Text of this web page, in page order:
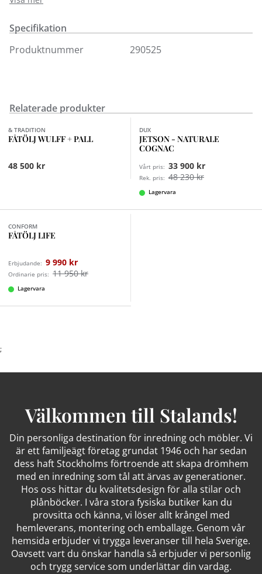
Moonlight samt tyg Karakorum med benstativ i valnöt
Specifikation
Produktnummer
290525
Relaterade produkter
Finns i fler val (8)
& TRADITION
FÅTÖLJ WULFF + PALL
48 500 kr
DUX
JETSON - NATURALE
COGNAC
Vårt pris: 33 900 kr
Rek. pris: 48 230 kr
Lagervara
CONFORM
FÅTÖLJ LIFE
Erbjudande: 9 990 kr
Ordinarie pris: 11 950 kr
Lagervara
;
Välkommen till Stalands!
Din personliga destination för inredning och möbler. Vi
är ett familjeägt företag grundat 1946 och har sedan
dess haft Stockholms förtroende att skapa drömhem
med en inredning som tål att ärvas av generationer.
Hos oss hittar du kvalitetsdesign för alla stilar och
plånböcker. I våra stora fysiska butiker kan du
provsitta och känna, vi löser allt krångel med
hemleverans, montering och emballage. Genom vår
hemsida erbjuder vi trygga leveranser till hela Sverige.
Oavsett vart du önskar handla så erbjuder vi personlig
och trygg service som underlättar din vardag.